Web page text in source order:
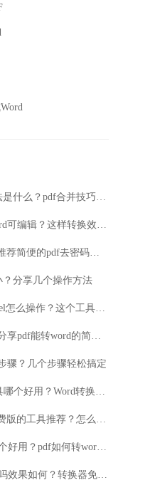
1.pdf合并mac的方法是什么？pdf合并技巧分享
2.pdf怎么转换成word可编辑？这样转换效率高
3.pdf怎么去密码？推荐简便的pdf去密码方法
分享几个操作方法
5.扫描件在线转Excel怎么操作？这个工具一定要试试！
6.pdf能转word吗？分享pdf能转word的简便方法
骤？几个步骤轻松搞定
8.Word转PDF的工具哪个好用？Word转换成PDF文档的方法分享
9.pdf转换成图片免费版的工具推荐？怎么将pdf转换成图片？
10.免费的转换器哪个好用？pdf如何转word？
11.在线转换器可行吗效果如何？转换器免费使用吗速度快吗？